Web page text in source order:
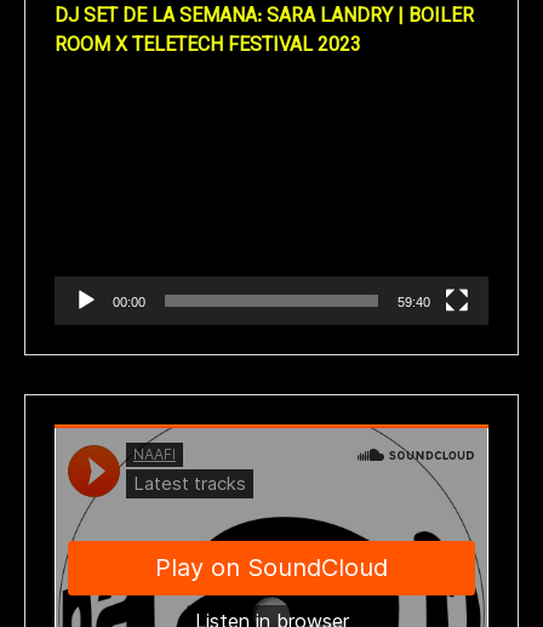
DJ SET DE LA SEMANA: SARA LANDRY | BOILER
ROOM X TELETECH FESTIVAL 2023
00:00 59:40